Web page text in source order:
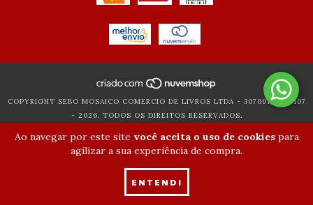
Ao navegar por este site você aceita o uso de cookiespara
agilizar a sua experiência de compra.
ENTENDI
COPYRIGHT SEBO MOSAICO COMERCIO DE LIVROS LTDA - 30709119000107
- 2026. TODOS OS DIREITOS RESERVADOS.